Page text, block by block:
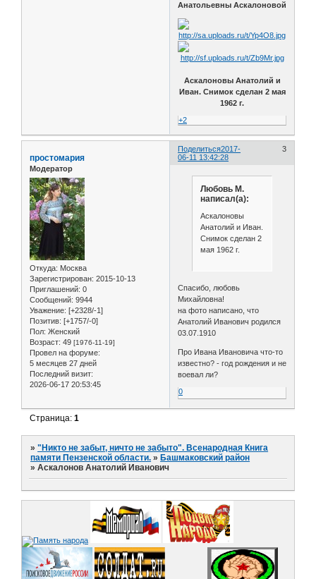
Анатольевны Аскалоновой
Аскалоновы Анатолий и
Иван. Снимок сделан 2 мая
1962 г.
+2
Поделиться 3
2017-
06-11 13:42:28
простомария
Модератор
Откуда: Москва
Зарегистрирован: 2015-10-13
Приглашений: 0
Сообщений: 9944
Уважение: [+2328/-1]
Позитив: [+1757/-0]
Пол: Женский
Возраст: 49 [1976-11-19]
Провел на форуме:
5 месяцев 27 дней
Последний визит:
2026-06-17 20:53:45
Любовь М.
написал(а):
Аскалоновы
Анатолий и Иван.
Снимок сделан 2
мая 1962 г.
Спасибо, любовь
Михайловна!
на фото написано, что
Анатолий Иванович родился
03.07.1910
Про Ивана Ивановича что-то
известно? - год рождения и не
воевал ли?
0
Страница:1
»"Никто не забыт, ничто не забыто". Всенародная Книга
памяти Пензенской области. » Башмаковский район
»Аскалонов Анатолий Иванович